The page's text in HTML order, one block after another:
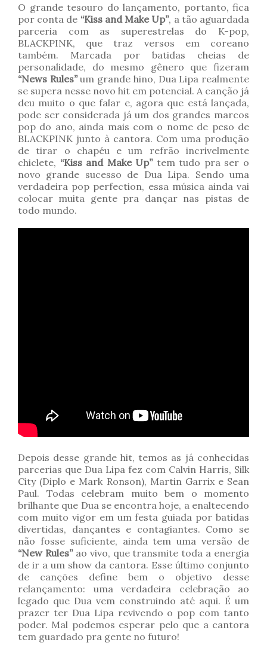
O grande tesouro do lançamento, portanto, fica
por conta de “Kiss and Make Up”, a tão aguardada
parceria com as superestrelas do K-pop,
BLACKPINK, que traz versos em coreano
também. Marcada por batidas cheias de
personalidade, do mesmo gênero que fizeram
“News Rules”um grande hino, Dua Lipa realmente
se supera nesse novo hit em potencial. A canção já
deu muito o que falar e, agora que está lançada,
pode ser considerada já um dos grandes marcos
pop do ano, ainda mais com o nome de peso de
BLACKPINK junto à cantora. Com uma produção
de tirar o chapéu e um refrão incrivelmente
chiclete, “Kiss and Make Up” tem tudo pra ser o
novo grande sucesso de Dua Lipa. Sendo uma
verdadeira pop perfection, essa música ainda vai
colocar muita gente pra dançar nas pistas de
todo mundo.
Depois desse grande hit, temos as já conhecidas
parcerias que Dua Lipa fez com Calvin Harris, Silk
City (Diplo e Mark Ronson), Martin Garrix e Sean
Paul. Todas celebram muito bem o momento
brilhante que Dua se encontra hoje, a enaltecendo
com muito vigor em um festa guiada por batidas
divertidas, dançantes e contagiantes. Como se
não fosse suficiente, ainda tem uma versão de
“New Rules”ao vivo, que transmite toda a energia
de ir a um show da cantora. Esse último conjunto
de canções define bem o objetivo desse
relançamento: uma verdadeira celebração ao
legado que Dua vem construindo até aqui. É um
prazer ter Dua Lipa revivendo o pop com tanto
poder. Mal podemos esperar pelo que a cantora
tem guardado pra gente no futuro!